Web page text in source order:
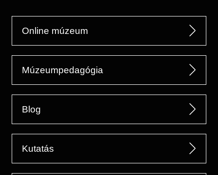
Online múzeum
Múzeumpedagógia
Blog
Kutatás